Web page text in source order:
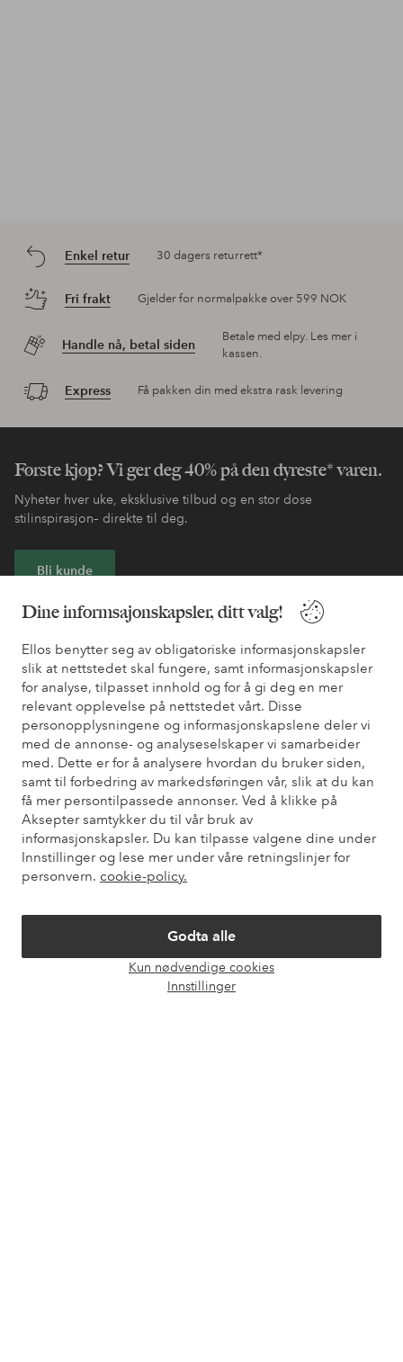
Dine informsajonskapsler, ditt valg!
Ellos benytter seg av obligatoriske informasjonskapsler
slik at nettstedet skal fungere, samt informasjonskapsler
for analyse, tilpasset innhold og for å gi deg en mer
relevant opplevelse på nettstedet vårt. Disse
personopplysningene og informasjonskapslene deler vi
med de annonse- og analyseselskaper vi samarbeider
med. Dette er for å analysere hvordan du bruker siden,
samt til forbedring av markedsføringen vår, slik at du kan
få mer persontilpassede annonser. Ved å klikke på
Aksepter samtykker du til vår bruk av
informasjonskapsler. Du kan tilpasse valgene dine under
Innstillinger og lese mer under våre retningslinjer for
personvern. cookie-policy.
Godta alle
Kun nødvendige cookies
Innstillinger
Enkel retur 30 dagers returrett*
Fri frakt Gjelder for normalpakke over 599 NOK
Handle nå, betal siden
Betale med elpy. Les mer i
kassen.
Express Få pakken din med ekstra rask levering
Første kjøp? Vi ger deg 40% på den dyreste* varen.
Nyheter hver uke, eksklusive tilbud og en stor dose
stilinspirasjon– direkte til deg.
Bli kunde
* Se tilbudsvilkår ved registrering
Trenger du hjelp?
Du finner svar på de vanligste spørsmålene i vår FAQ. Du finner
også informasjon om hvordan du kan kontakte oss.
Kundeservice Bestilling Betalingsmåte
Mine sider